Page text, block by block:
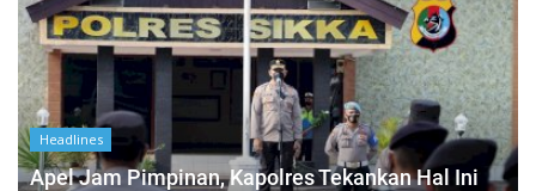
Headlines
Apel Jam Pimpinan, Kapolres Tekankan Hal Ini